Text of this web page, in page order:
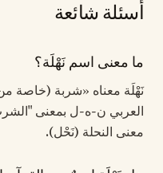
أسئلة شائعة
ما معنى اسم نَهْلَة؟
نَهْلَة معناه «شربة (خاصة
العربي ن-ه-ل بمعنى
معنى النحلة (نَحْل).